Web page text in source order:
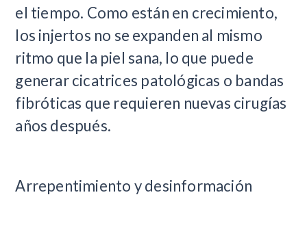
el tiempo. Como están en crecimiento,
los injertos no se expanden al mismo
ritmo que la piel sana, lo que puede
generar cicatrices patológicas o bandas
fibróticas que requieren nuevas cirugías
años después.
Arrepentimiento y desinformación